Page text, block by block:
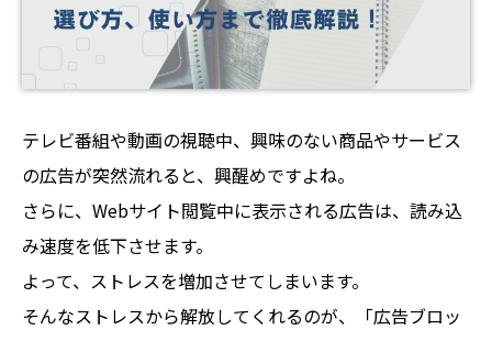
テレビ番組や動画の視聴中、興味のない商品やサービス
の広告が突然流れると、興醒めですよね。
さらに、Webサイト閲覧中に表示される広告は、読み込
み速度を低下させます。
よって、ストレスを増加させてしまいます。
そんなストレスから解放してくれるのが、「広告ブロッ